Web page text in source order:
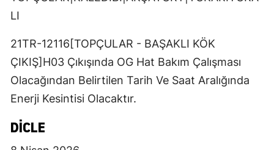
LI
21TR-12116[TOPÇULAR - BAŞAKLI KÖK
ÇIKIŞ]H03 Çıkışında OG Hat Bakım Çalışması
Olacağından Belirtilen Tarih Ve Saat Aralığında
Enerji Kesintisi Olacaktır.
DICLE